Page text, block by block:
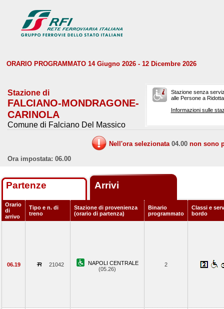
ORARIO PROGRAMMATO 14 Giugno 2026 - 12 Dicembre 2026
Stazione di
FALCIANO-MONDRAGONE-
CARINOLA
Comune di Falciano Del Massico
Stazione senza
alle Persone a
Informazioni sulle
Nell'ora selezionata 04.00 non sono
Ora impostata: 06.00
Partenze Arrivi
Orario
di
arrivo
Tipo e n. di
treno
Stazione di provenienza
(orario di partenza)
Binario
programmato
Classi e
bordo
06.19 21042
NAPOLI CENTRALE
(05.26)
2